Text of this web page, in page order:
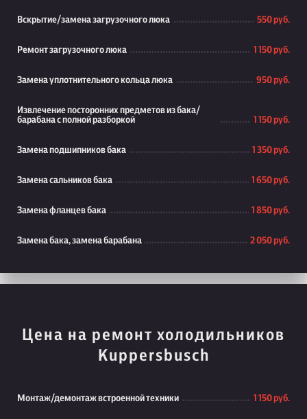
Вскрытие/замена загрузочного люка 550 руб.
Ремонт загрузочного люка 1 150 руб.
Замена уплотнительного кольца люка 950 руб.
Извлечение посторонних предметов из бака/
барабана с полной разборкой
1 150 руб.
Замена подшипников бака 1 350 руб.
Замена сальников бака 1 650 руб.
Замена фланцев бака 1 850 руб.
Замена бака, замена барабана 2 050 руб.
Цена на ремонт холодильников
Kuppersbusch
Монтаж/демонтаж встроенной техники 1 150 руб.